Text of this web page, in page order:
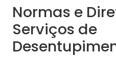
Normas e
Serviços de